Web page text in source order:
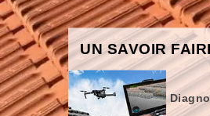
UN SAVOIR